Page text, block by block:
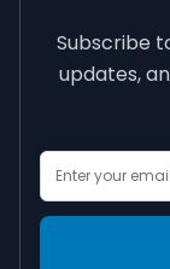
Subscribe
updates,
Email Address